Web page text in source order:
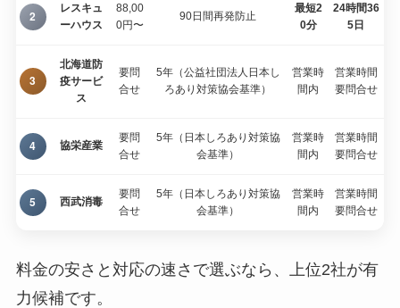
2
レスキュ
ーハウス
88,00
0円〜
90日間再発防止
最短2
0分
24時間36
5日
3
北海道防
疫サービ
ス
要問
合せ
5年（公益社団法人日本し
ろあり対策協会基準）
営業時
間内
営業時間
要問合せ
4 協栄産業
要問
合せ
5年（日本しろあり対策協
会基準）
営業時
間内
営業時間
要問合せ
5 西武消毒
要問
合せ
5年（日本しろあり対策協
会基準）
営業時
間内
営業時間
要問合せ
料金の安さと対応の速さで選ぶなら、上位2社が有
力候補です。